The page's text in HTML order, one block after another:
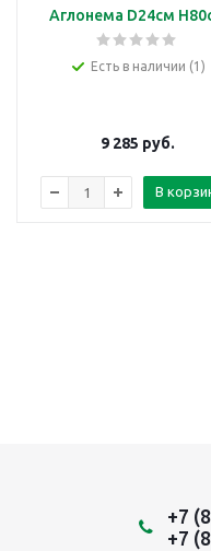
Аглонема D24см
Есть в наличии (1)
9 285 руб.
В
+7
+7